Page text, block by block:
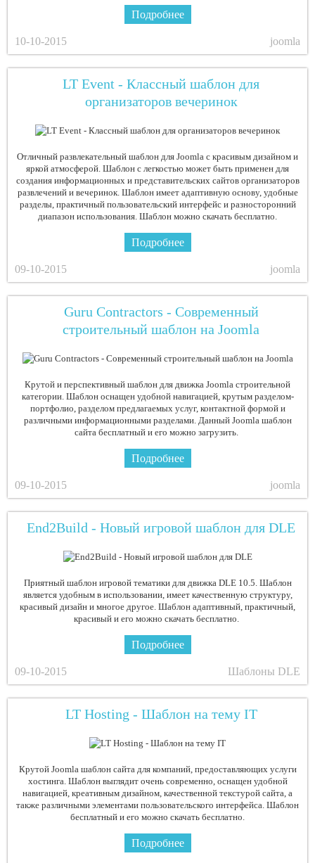
Подробнее
10-10-2015 joomla
LT Event - Классный шаблон для
организаторов вечеринок
Отличный развлекательный шаблон для Joomla с красивым дизайном и
яркой атмосферой. Шаблон с легкостью может быть применен для
создания информационных и представительских сайтов организаторов
развлечений и вечеринок. Шаблон имеет адаптивную основу, удобные
разделы, практичный пользовательский интерфейс и разносторонний
диапазон использования. Шаблон можно скачать бесплатно.
Подробнее
09-10-2015 joomla
Guru Contractors - Современный
строительный шаблон на Joomla
Крутой и перспективный шаблон для движка Joomla строительной
категории. Шаблон оснащен удобной навигацией, крутым разделом-
портфолио, разделом предлагаемых услуг, контактной формой и
различными информационными разделами. Данный Joomla шаблон
сайта бесплатный и его можно загрузить.
Подробнее
09-10-2015 joomla
End2Build - Новый игровой шаблон для DLE
Приятный шаблон игровой тематики для движка DLE 10.5. Шаблон
является удобным в использовании, имеет качественную структуру,
красивый дизайн и многое другое. Шаблон адаптивный, практичный,
красивый и его можно скачать бесплатно.
Подробнее
09-10-2015 Шаблоны DLE
LT Hosting - Шаблон на тему IT
Крутой Joomla шаблон сайта для компаний, предоставляющих услуги
хостинга. Шаблон выглядит очень современно, оснащен удобной
навигацией, креативным дизайном, качественной текстурой сайта, а
также различными элементами пользовательского интерфейса. Шаблон
бесплатный и его можно скачать бесплатно.
Подробнее